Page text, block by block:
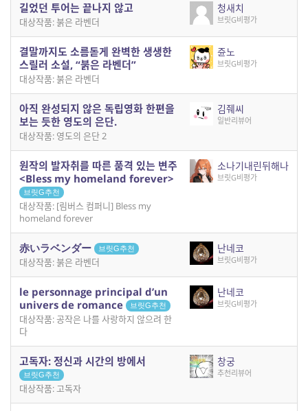
길었던 투어는 끝나지 않고
대상작품: 붉은 라벤더
청새치
브릿G비평가
결말까지도 소름돋게 완벽한 생생한
스릴러 소설, “붉은 라벤더”
대상작품: 붉은 라벤더
쥰노
브릿G비평가
아직 완성되지 않은 독립영화 한편을
보는 듯한 영도의 은단.
대상작품: 영도의 은단 2
김줴씨
일반리뷰어
원작의 발자취를 따른 품격 있는 변주
<Bless my homeland forever>
브릿G추천
대상작품: [림버스 컴퍼니] Bless my
homeland forever
소나기내린뒤해나
브릿G비평가
赤いラベンダー 브릿G추천
대상작품: 붉은 라벤더
난네코
브릿G비평가
le personnage principal d’un
univers de romance
브릿G추천
대상작품: 공작은 나를 사랑하지 않으려 한
다
난네코
브릿G비평가
고독자: 정신과 시간의 방에서
브릿G추천
대상작품: 고독자
창궁
추천리뷰어